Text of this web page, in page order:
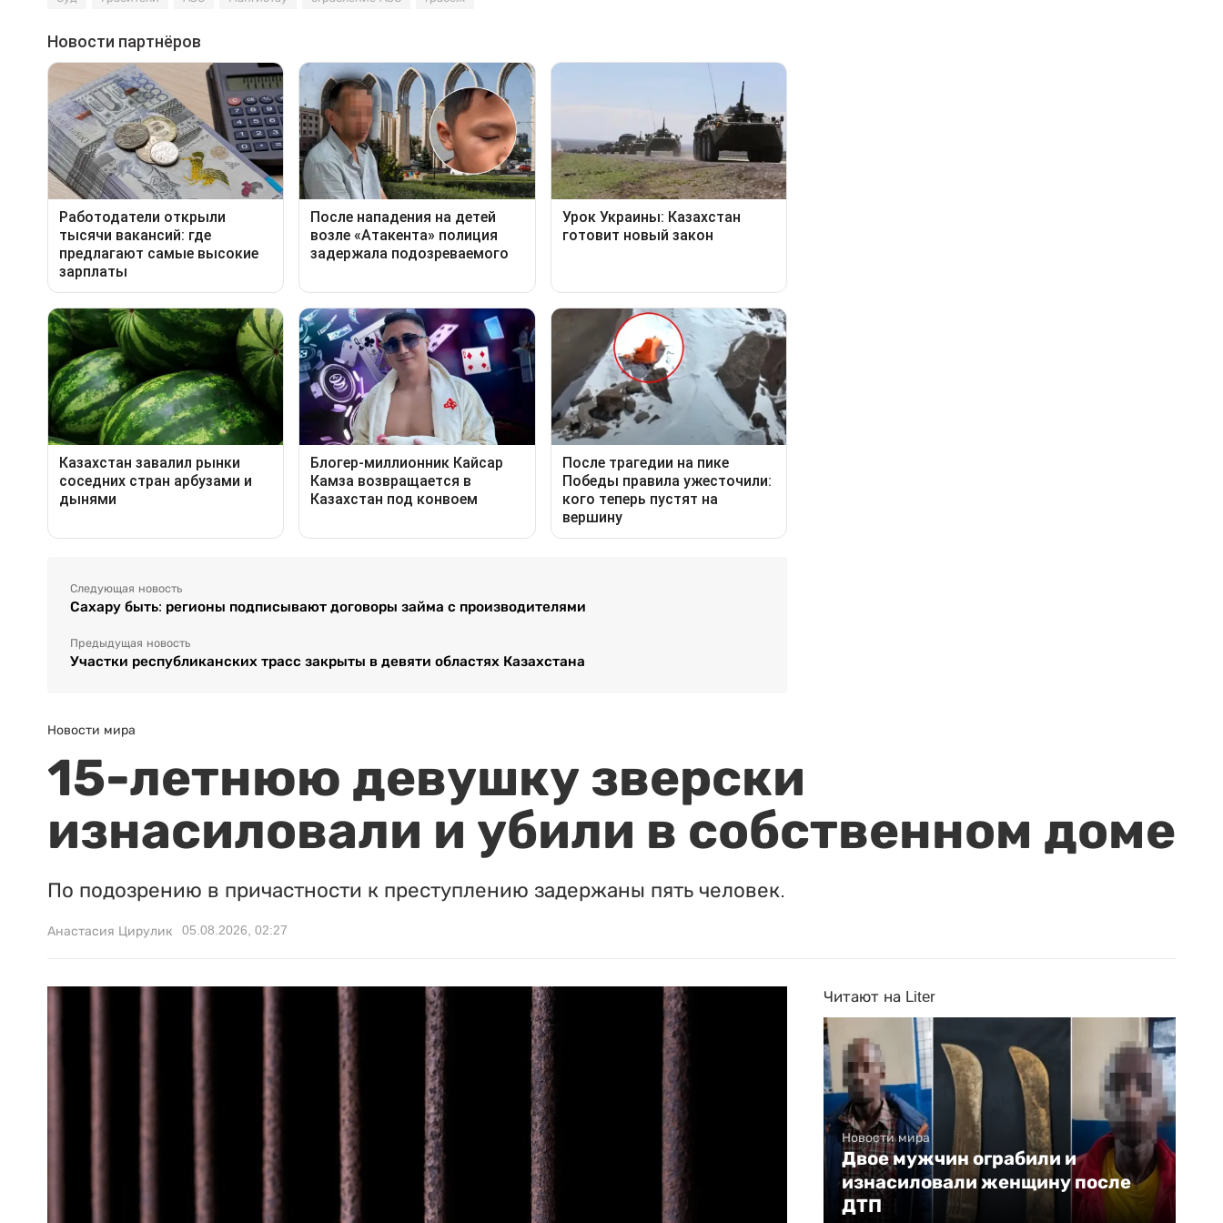
Следующая новость
Сахару быть: регионы подписывают договоры займа с производителями
Предыдущая новость
Участки республиканских трасс закрыты в девяти областях Казахстана
Новости мира
15-летнюю девушку зверски
изнасиловали и убили в собственном доме
По подозрению в причастности к преступлению задержаны пять человек.
Анастасия Цирулик 05.08.2026, 02:27
Читают на Liter
Новости мира
Двое мужчин ограбили и
изнасиловали женщину после
ДТП